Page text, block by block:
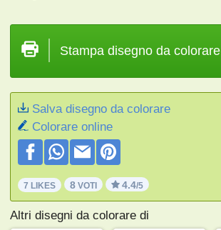
Stampa disegno da colorare
Salva disegno da colorare
Colorare online
7 LIKES 8 VOTI 4.4/5
Altri disegni da colorare di